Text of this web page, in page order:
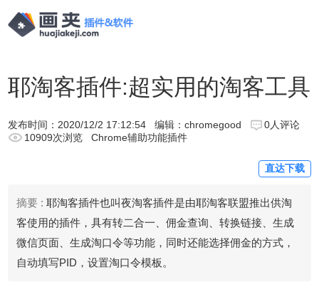
耶淘客插件:超实用的淘客工具
发布时间： 2020/12/2 17:12:54 编辑：chromegood
0人评论
10909次浏览
Chrome辅助功能插件
直达下载
摘要 : 耶淘客插件也叫夜淘客插件是由耶淘客联盟推出供淘
客使用的插件，具有转二合一、佣金查询、转换链接、生成
微信页面、生成淘口令等功能，同时还能选择佣金的方式，
自动填写PID，设置淘口令模板。